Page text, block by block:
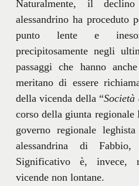
Naturalmente, il
alessandrino ha proceduto
punto lente e
precipitosamente negli
passaggi che hanno
meritano di essere
della vicenda della “
corso della giunta regionale
governo regionale
alessandrina di
Significativo è, invece,
vicende non lontane.